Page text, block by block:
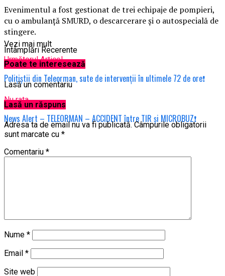
Evenimentul a fost gestionat de trei echipaje de pompieri,
cu o ambulanță SMURD, o descarcerare și o autospecială de
stingere.
Întâmplări Recerente
Următorul Articol
Polițiștii din Teleorman, sute de intervenții în ultimele 72 de ore❗
Nu rata
News Alert – TELEORMAN – ACCIDENT între TIR și MICROBUZ❗
Vezi mai mult
Poate te interesează
Lasă un comentariu
Lasă un răspuns
Adresa ta de email nu va fi publicată. Câmpurile obligatorii
sunt marcate cu *
Comentariu *
Nume *
Email *
Site web